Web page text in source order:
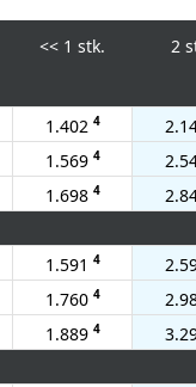
<< 1 stk.
2
1.402 4
1.569 4
1.698 4
1.591 4
1.760 4
1.889 4